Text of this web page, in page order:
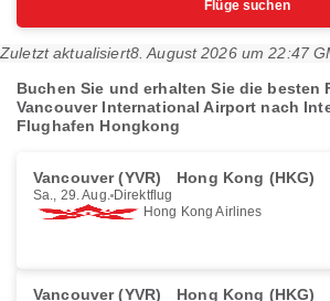
Flüge suchen
Zuletzt aktualisiert8. August 2026 um 22:47
Buchen Sie und erhalten Sie die besten
Vancouver International Airport nach
Flughafen Hongkong
Vancouver (YVR) Hong Kong (HKG)
Sa., 29. Aug. Direktflug
Hong Kong Airlines
Vancouver (YVR) Hong Kong (HKG)